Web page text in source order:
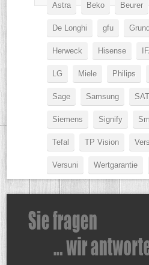
Astra Beko Beurer
De Longhi gfu
Herweck Hisense
LG Miele Philips
Sage Samsung SAT
Siemens Signify
Tefal TP Vision
Versuni Wertgarantie